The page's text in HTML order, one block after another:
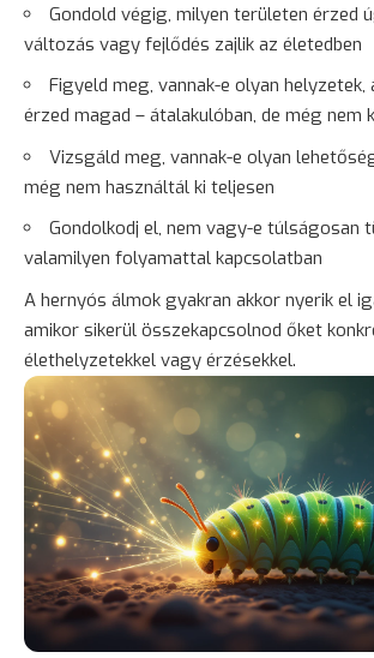
Gondold végig, milyen területen érzed
változás vagy fejlődés zajlik az életedben
Figyeld meg, vannak-e olyan helyzetek,
érzed magad – átalakulóban, de még nem
Vizsgáld meg, vannak-e olyan
még nem használtál ki teljesen
Gondolkodj el, nem vagy-e túlságosan
valamilyen folyamattal kapcsolatban
A hernyós álmok gyakran akkor nyerik el
amikor sikerül összekapcsolnod őket
élethelyzetekkel vagy érzésekkel.